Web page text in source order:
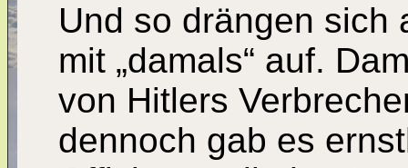
Und so drängen sich
mit „damals“ auf.
von Hitlers
dennoch gab es